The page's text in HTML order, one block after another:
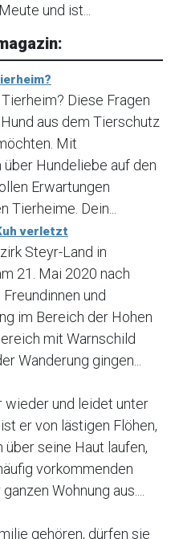
und ist...
Diese Fragen
aus dem Tierschutz
Mit
Hundeliebe auf den
Erwartungen
Dein...
verletzt
Steyr-Land in
21. Mai 2020 nach
und
im Bereich der Hohen
mit Warnschild
Wanderung gingen...
wieder und leidet unter
er von lästigen Flöhen,
seine Haut laufen,
vorkommenden
Wohnung aus....
gehören, dürfen sie